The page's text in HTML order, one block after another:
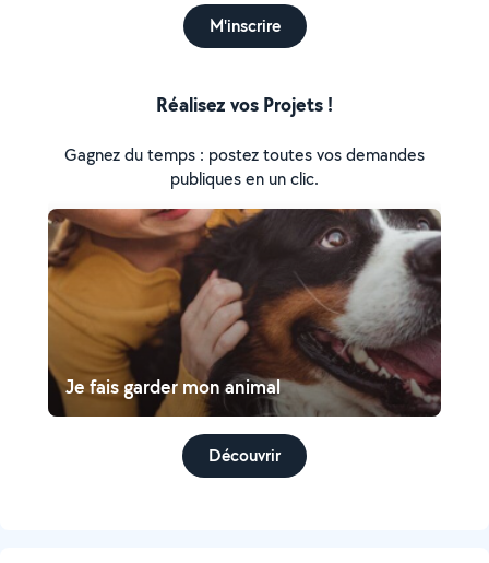
M'inscrire
Réalisez vos Projets !
Gagnez du temps : postez toutes vos demandes
publiques en un clic.
Je fais garder mon animal
Découvrir